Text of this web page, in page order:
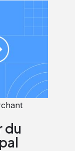
du